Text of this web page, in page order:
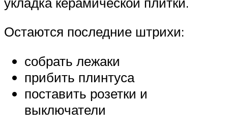
Остаются последние штрихи:
собрать лежаки
прибить плинтуса
поставить розетки и
выключатели